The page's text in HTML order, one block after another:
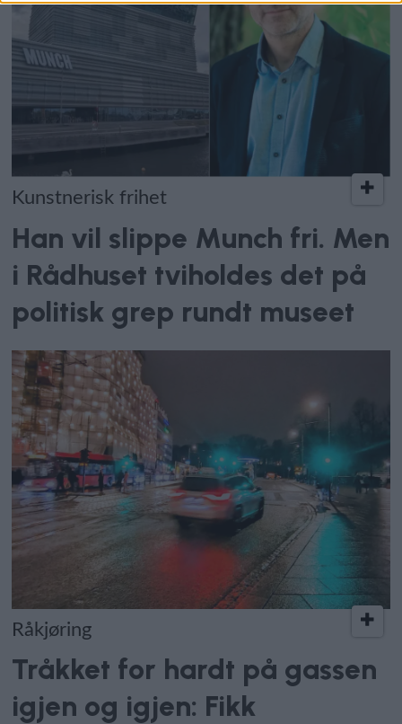
Kunstnerisk frihet
Han vil slippe Munch fri. Men
i Rådhuset tviholdes det på
politisk grep rundt museet
Råkjøring
Tråkket for hardt på gassen
igjen og igjen: Fikk